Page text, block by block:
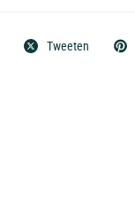
Tweeten